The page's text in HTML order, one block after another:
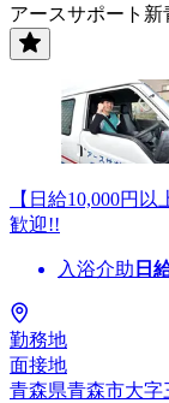
アースサポート
【日給10,000円
歓迎!!
入浴介助 日
勤務地
面接地
青森県青森市大字